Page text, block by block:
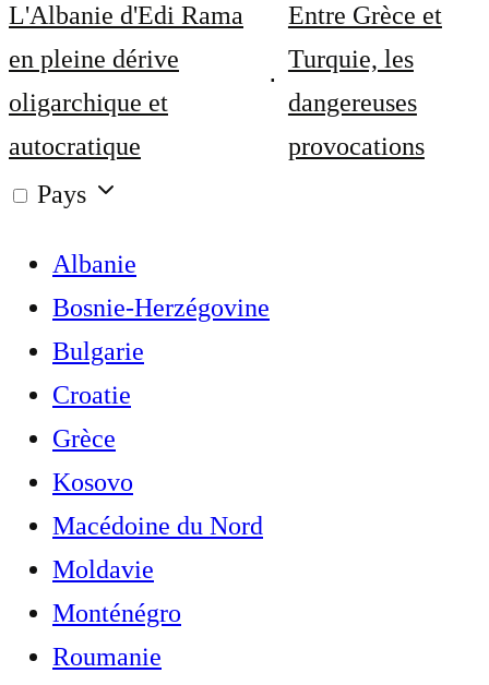
L'Albanie d'Edi Rama
en pleine dérive
oligarchique et
autocratique
Entre Grèce et
Turquie, les
dangereuses
provocations
Pays
Albanie
Bosnie-Herzégovine
Bulgarie
Croatie
Grèce
Kosovo
Macédoine du Nord
Moldavie
Monténégro
Roumanie